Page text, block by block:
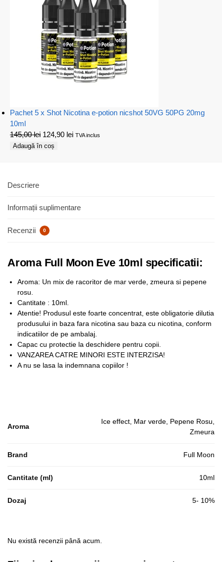
Pachet 5 x Shot Nicotina e-potion nicshot 50VG 50PG 20mg
10ml
145,00lei 124,90 lei TVA inclus
Adaugă în coș
Descriere
Informații suplimentare
Recenzii 0
Aroma Full Moon Eve 10ml specificatii:
Aroma: Un mix de racoritor de mar verde, zmeura si pepene
rosu.
Cantitate : 10ml.
Atentie! Produsul este foarte concentrat, este obligatorie dilutia
produsului in baza fara nicotina sau baza cu nicotina, conform
indicatiilor de pe ambalaj.
Capac cu protectie la deschidere pentru copii.
VANZAREA CATRE MINORI ESTE INTERZISA!
A nu se lasa la indemnana copiilor !
Aroma
Ice effect, Mar verde, Pepene Rosu,
Zmeura
Brand Full Moon
Cantitate (ml) 10ml
Dozaj 5- 10%
Nu există recenzii până acum.